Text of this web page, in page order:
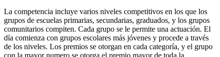
La competencia incluye varios niveles competitivos en los que los
grupos de escuelas primarias, secundarias, graduados, y los grupos
comunitarios compiten. Cada grupo se le permite una actuación. El
día comienza con grupos escolares más jóvenes y procede a través
de los niveles. Los premios se otorgan en cada categoría, y el grupo